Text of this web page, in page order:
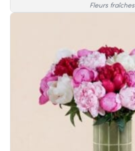
Fleurs fraîches